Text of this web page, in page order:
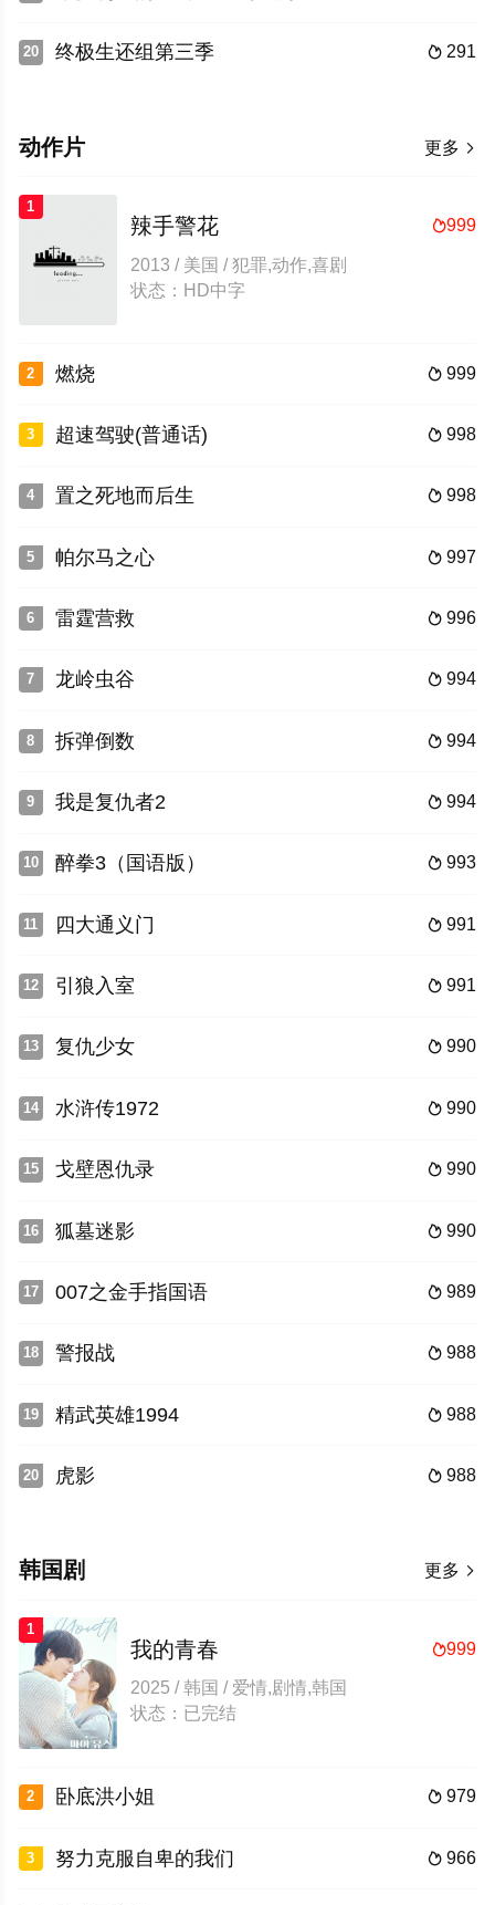
20  291
终极生还组第三季
更多 
动作片
1
999
辣手警花
2013 / 美国 / 犯罪,动作,喜剧
状态：HD中字
2  999
燃烧
3  998
超速驾驶(普通话)
4  998
置之死地而后生
5  997
帕尔马之心
6  996
雷霆营救
7  994
龙岭虫谷
8  994
拆弹倒数
9  994
我是复仇者2
10  993
醉拳3（国语版）
11  991
四大通义门
12  991
引狼入室
13  990
复仇少女
14  990
水浒传1972
15  990
戈壁恩仇录
16  990
狐墓迷影
17  989
007之金手指国语
18  988
警报战
19  988
精武英雄1994
20  988
虎影
更多 
韩国剧
1
999
我的青春
2025 / 韩国 / 爱情,剧情,韩国
状态：已完结
2  979
卧底洪小姐
3  966
努力克服自卑的我们